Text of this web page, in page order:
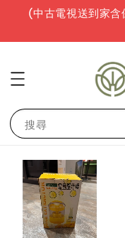
(中古電視送到家
搜尋